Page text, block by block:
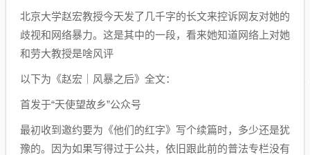
北京大学赵宏教授今天发了几千字的长文来控诉网友对她的
歧视和网络暴力。这是其中的一段，看来她知道网络上对她
和劳大教授是啥风评
以下为《赵宏｜风暴之后》全文：
首发于“天使望故乡”公众号
最初收到邀约要为《他们的红字》写个续篇时，多少还是犹
豫的。因为如果写得过于公共，依旧跟此前的普法专栏没有